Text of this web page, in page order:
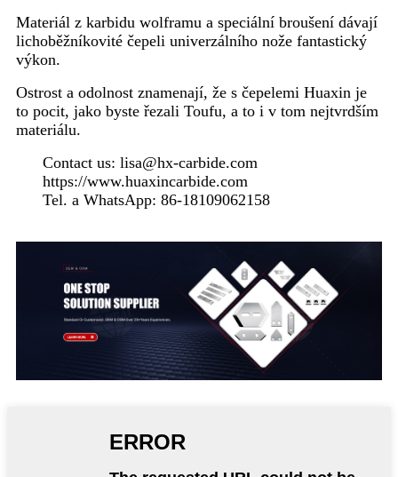
Materiál z karbidu wolframu a speciální broušení dávají
lichoběžníkovité čepeli univerzálního nože fantastický
výkon.
Ostrost a odolnost znamenají, že s čepelemi Huaxin je
to pocit, jako byste řezali Toufu, a to i v tom nejtvrdším
materiálu.
Contact us: lisa@hx-carbide.com
https://www.huaxincarbide.com
Tel. a WhatsApp: 86-18109062158